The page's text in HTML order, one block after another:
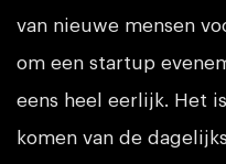
van nieuwe mensen
om een startup
eens heel eerlijk. Het
komen van de